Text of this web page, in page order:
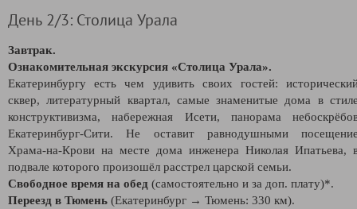
День 2/3: Столица Урала
Завтрак.
Ознакомительная экскурсия «Столица Урала».
Екатеринбургу есть чем удивить своих гостей:
сквер, литературный квартал, самые знаменитые дома в
конструктивизма, набережная Исети, панорама
Екатеринбург-Сити. Не оставит равнодушными
Храма-на-Крови на месте дома инженера Николая Ипатьева,
подвале которого произошёл расстрел царской семьи.
Свободное время на обед (самостоятельно и за доп. плату)*.
Переезд в Тюмень (Екатеринбург → Тюмень: 330 км).